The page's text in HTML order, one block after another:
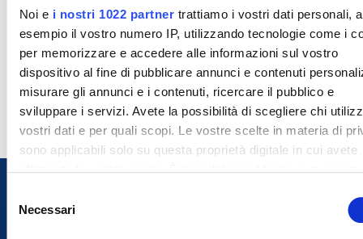
Noi e i nostri 1022 partnertrattiamo i vostri dati personali,
esempio il vostro numero IP, utilizzando tecnologie come i
per memorizzare e accedere alle informazioni sul vostro
dispositivo al fine di pubblicare annunci e contenuti
misurare gli annunci e i contenuti, ricercare il pubblico e
sviluppare i servizi. Avete la possibilità di scegliere chi
vostri dati e per quali scopi. Le vostre scelte in materia di
sono applicabili solo su questa proprietà digitale in cui avete
effettuato le vostre scelte. È possibile modificare o revocare
cookie o facendo clic sull'icona di attivazione della privacy.
Necessari